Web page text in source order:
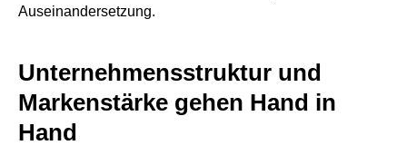
Auseinandersetzung.
Unternehmensstruktur und
Markenstärke gehen Hand in
Hand